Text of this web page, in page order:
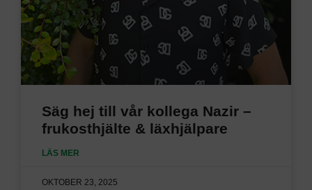
Säg hej till vår kollega Nazir –
frukosthjälte & läxhjälpare
LÄS MER
OKTOBER 23, 2025